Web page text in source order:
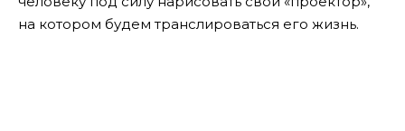
на котором будем транслироваться его жизнь.